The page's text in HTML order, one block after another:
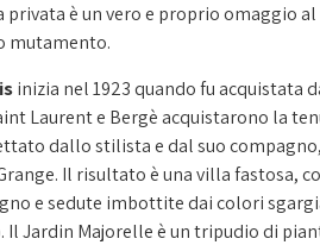
privata è un vero e proprio omaggio al
mutamento.
inizia nel 1923 quando fu
Laurent e Bergè acquistarono la
dallo stilista e dal suo
Il risultato è una villa fastosa,
e sedute imbottite dai colori
Il Jardin Majorelle è un tripudio di